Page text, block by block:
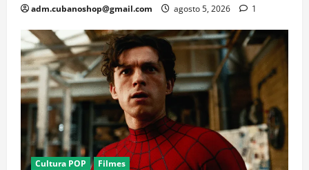
adm.cubanoshop@gmail.com agosto 5, 2026 1
Cultura POP Filmes